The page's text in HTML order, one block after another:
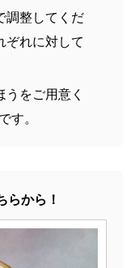
調整してくだ
ぞれに対して
をご用意く
す。
らから！